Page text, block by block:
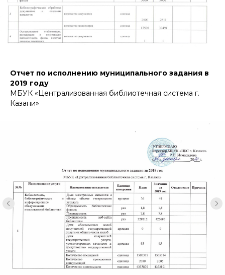
Отчет по исполнению муниципального задания в
2019 году
МБУК «Централизованная библиотечная система г.
Казани»